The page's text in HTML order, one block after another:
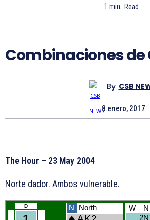
1 min. Read
Combinaciones
By CSB
8 enero, 2017
The Hour – 23 May 2004
Norte dador. Ambos vulnerable.